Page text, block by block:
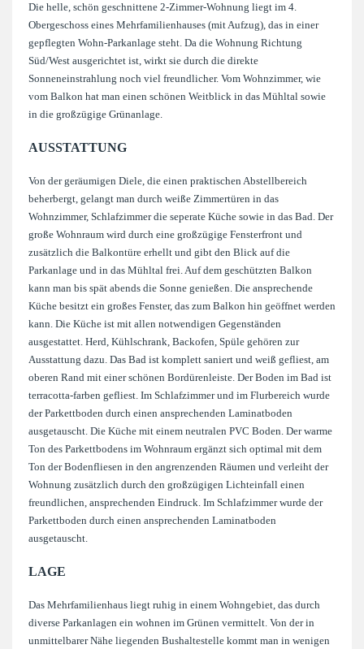
Die helle, schön geschnittene 2-Zimmer-Wohnung liegt im 4.
Obergeschoss eines Mehrfamilienhauses (mit Aufzug), das in einer
gepflegten Wohn-Parkanlage steht. Da die Wohnung Richtung
Süd/West ausgerichtet ist, wirkt sie durch die direkte
Sonneneinstrahlung noch viel freundlicher. Vom Wohnzimmer, wie
vom Balkon hat man einen schönen Weitblick in das Mühltal sowie
in die großzügige Grünanlage.
AUSSTATTUNG
Von der geräumigen Diele, die einen praktischen Abstellbereich
beherbergt, gelangt man durch weiße Zimmertüren in das
Wohnzimmer, Schlafzimmer die seperate Küche sowie in das Bad. Der
große Wohnraum wird durch eine großzügige Fensterfront und
zusätzlich die Balkontüre erhellt und gibt den Blick auf die
Parkanlage und in das Mühltal frei. Auf dem geschützten Balkon
kann man bis spät abends die Sonne genießen. Die ansprechende
Küche besitzt ein großes Fenster, das zum Balkon hin geöffnet werden
kann. Die Küche ist mit allen notwendigen Gegenständen
ausgestattet. Herd, Kühlschrank, Backofen, Spüle gehören zur
Ausstattung dazu. Das Bad ist komplett saniert und weiß gefliest, am
oberen Rand mit einer schönen Bordürenleiste. Der Boden im Bad ist
terracotta-farben gefliest. Im Schlafzimmer und im Flurbereich wurde
der Parkettboden durch einen ansprechenden Laminatboden
ausgetauscht. Die Küche mit einem neutralen PVC Boden. Der warme
Ton des Parkettbodens im Wohnraum ergänzt sich optimal mit dem
Ton der Bodenfliesen in den angrenzenden Räumen und verleiht der
Wohnung zusätzlich durch den großzügigen Lichteinfall einen
freundlichen, ansprechenden Eindruck. Im Schlafzimmer wurde der
Parkettboden durch einen ansprechenden Laminatboden
ausgetauscht.
LAGE
Das Mehrfamilienhaus liegt ruhig in einem Wohngebiet, das durch
diverse Parkanlagen ein wohnen im Grünen vermittelt. Von der in
unmittelbarer Nähe liegenden Bushaltestelle kommt man in wenigen